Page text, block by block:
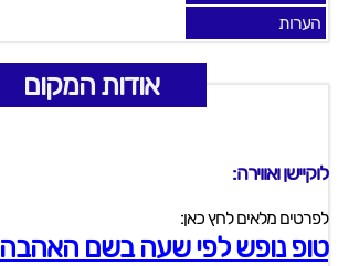
הערות
אודות המקום
לוקיישן ואווירה:
לפרטים מלאים לחץ כאן:
טופ נופש לפי שעה בשם האהבה